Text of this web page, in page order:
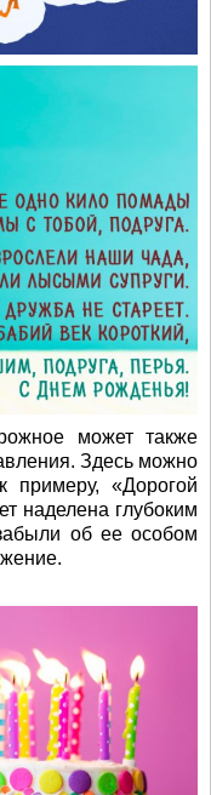
может также
Здесь можно
примеру, «Дорогой
наделена глубоким
об ее особом